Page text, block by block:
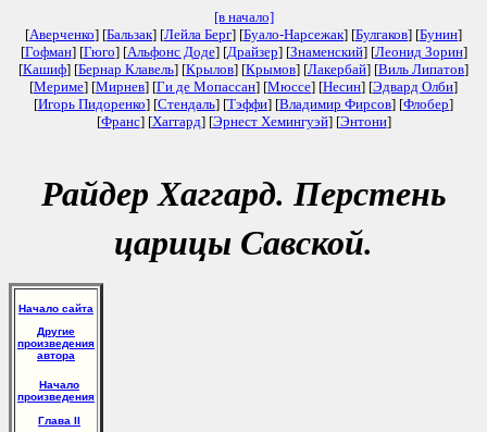
[в начало]
[Аверченко] [Бальзак] [Лейла Берг] [Буало-Нарсежак] [Булгаков] [Бунин]
[Гофман] [Гюго] [Альфонс Доде] [Драйзер] [Знаменский] [Леонид Зорин]
[Кашиф] [Бернар Клавель] [Крылов] [Крымов] [Лакербай] [Виль Липатов]
[Мериме] [Мирнев] [Ги де Мопассан] [Мюссе] [Несин] [Эдвард Олби]
[Игорь Пидоренко] [Стендаль] [Тэффи] [Владимир Фирсов] [Флобер]
[Франс] [Хаггард] [Эрнест Хемингуэй] [Энтони]
Райдер Хаггард. Перстень
царицы Савской.
Начало сайта
Другие
произведения
автора
Начало
произведения
Глава II